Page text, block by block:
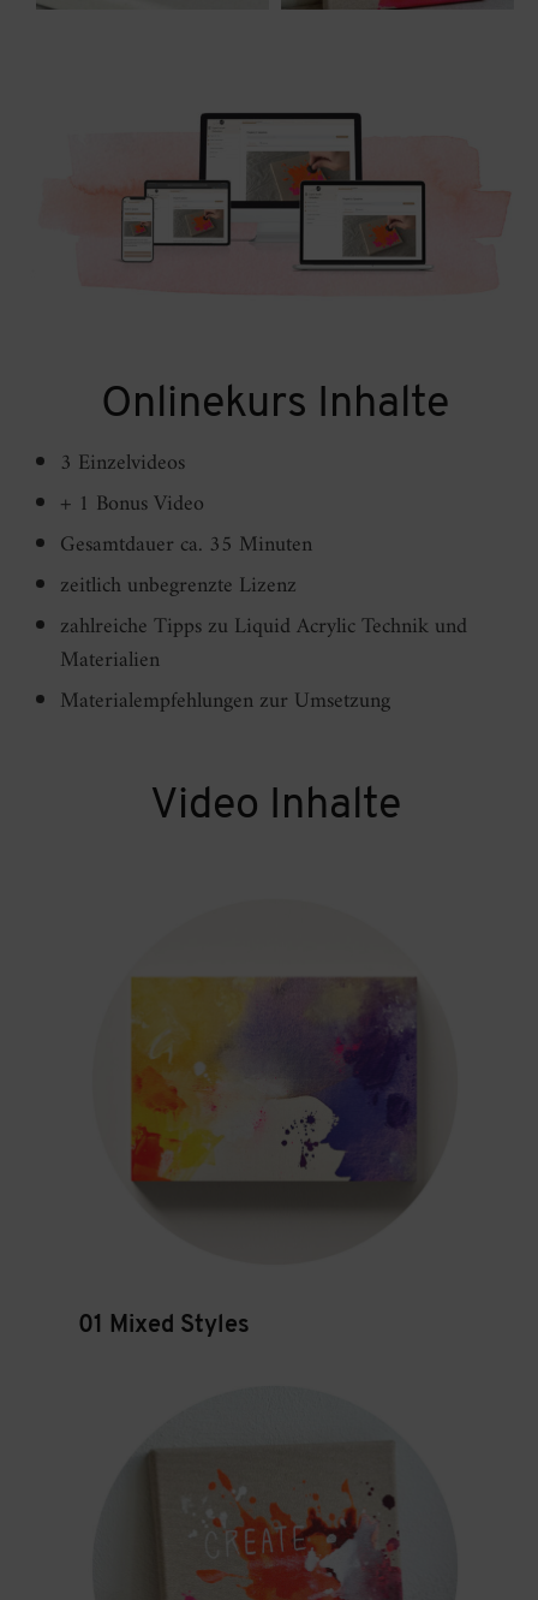
Onlinekurs Inhalte
3 Einzelvideos
+ 1 Bonus Video
Gesamtdauer ca. 35 Minuten
zeitlich unbegrenzte Lizenz
zahlreiche Tipps zu Liquid Acrylic Technik und
Materialien
Materialempfehlungen zur Umsetzung
Video Inhalte
01 Mixed Styles